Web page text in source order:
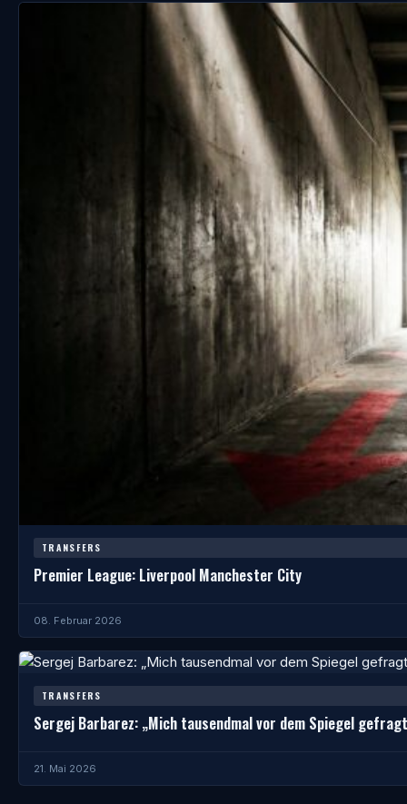
TRANSFERS
Premier League: Liverpool Manchester City
08. Februar 2026
TRANSFERS
Sergej Barbarez: „Mich tausendmal vor dem Spiegel
21. Mai 2026